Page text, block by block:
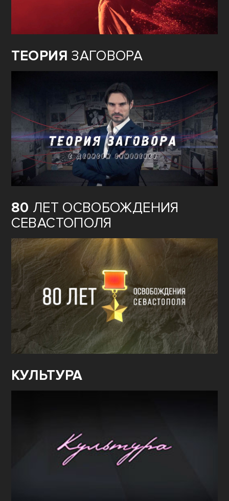
ТЕОРИЯ ЗАГОВОРА
80 ЛЕТ ОСВОБОЖДЕНИЯ
СЕВАСТОПОЛЯ
КУЛЬТУРА